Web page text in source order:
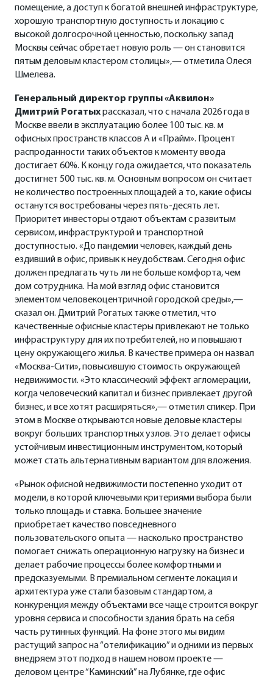
помещение, а доступ к богатой внешней инфраструктуре,
хорошую транспортную доступность и локацию с
высокой долгосрочной ценностью, поскольку запад
Москвы сейчас обретает новую роль — он становится
пятым деловым кластером столицы»,— отметила Олеся
Шмелева.
Генеральный директор группы «Аквилон»
Дмитрий Рогатыхрассказал, что с начала 2026 года в
Москве ввели в эксплуатацию более 100 тыс. кв. м
офисных пространств классов А и «Прайм». Процент
распроданности таких объектов к моменту ввода
достигает 60%. К концу года ожидается, что показатель
достигнет 500 тыс. кв. м. Основным вопросом он считает
не количество построенных площадей а то, какие офисы
останутся востребованы через пять-десять лет.
Приоритет инвесторы отдают объектам с развитым
сервисом, инфраструктурой и транспортной
доступностью. «До пандемии человек, каждый день
ездивший в офис, привык к неудобствам. Сегодня офис
должен предлагать чуть ли не больше комфорта, чем
дом сотрудника. На мой взгляд офис становится
элементом человекоцентричной городской среды»,—
сказал он. Дмитрий Рогатых также отметил, что
качественные офисные кластеры привлекают не только
инфраструктуру для их потребителей, но и повышают
цену окружающего жилья. В качестве примера он назвал
«Москва-Сити», повысившую стоимость окружающей
недвижимости. «Это классический эффект агломерации,
когда человеческий капитал и бизнес привлекает другой
бизнес, и все хотят расширяться»,— отметил спикер. При
этом в Москве открываются новые деловые кластеры
вокруг больших транспортных узлов. Это делает офисы
устойчивым инвестиционным инструментом, который
может стать альтернативным вариантом для вложения.
«Рынок офисной недвижимости постепенно уходит от
модели, в которой ключевыми критериями выбора были
только площадь и ставка. Большее значение
приобретает качество повседневного
пользовательского опыта — насколько пространство
помогает снижать операционную нагрузку на бизнес и
делает рабочие процессы более комфортными и
предсказуемыми. В премиальном сегменте локация и
архитектура уже стали базовым стандартом, а
конкуренция между объектами все чаще строится вокруг
уровня сервиса и способности здания брать на себя
часть рутинных функций. На фоне этого мы видим
растущий запрос на “отелификацию” и одними из первых
внедряем этот подход в нашем новом проекте —
деловом центре “Каминский” на Лубянке, где офис